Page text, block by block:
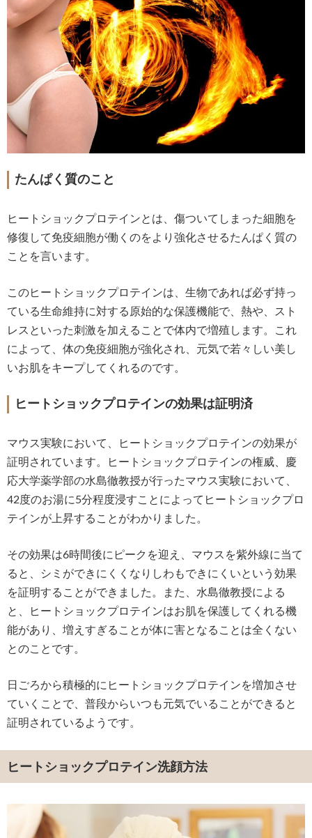
たんぱく質のこと
ヒートショックプロテインとは、傷ついてしまった細胞を
修復して免疫細胞が働くのをより強化させるたんぱく質の
ことを言います。
このヒートショックプロテインは、生物であれば必ず持っ
ている生命維持に対する原始的な保護機能で、熱や、スト
レスといった刺激を加えることで体内で増殖します。これ
によって、体の免疫細胞が強化され、元気で若々しい美し
いお肌をキープしてくれるのです。
ヒートショックプロテインの効果は証明済
マウス実験において、ヒートショックプロテインの効果が
証明されています。ヒートショックプロテインの権威、慶
応大学薬学部の水島徹教授が行ったマウス実験において、
42度のお湯に5分程度浸すことによってヒートショックプロ
テインが上昇することがわかりました。
その効果は6時間後にピークを迎え、マウスを紫外線に当て
ると、シミができにくくなりしわもできにくいという効果
を証明することができました。また、水島徹教授による
と、ヒートショックプロテインはお肌を保護してくれる機
能があり、増えすぎることが体に害となることは全くない
とのことです。
日ごろから積極的にヒートショックプロテインを増加させ
ていくことで、普段からいつも元気でいることができると
証明されているようです。
ヒートショックプロテイン洗顔方法